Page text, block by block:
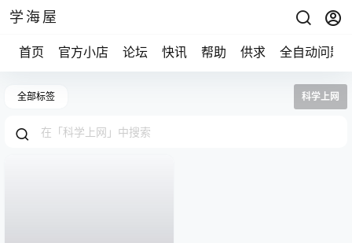
学海屋
首页 官方小店 论坛 快讯 帮助 供求 全自动问题
全部标签 科学上网